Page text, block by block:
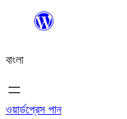
যান
বাংলা
ওয়ার্ডপ্রেস পান